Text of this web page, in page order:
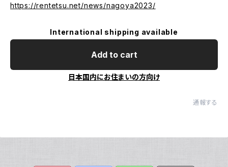
https://rentetsu.net/news/nagoya2023/
International shipping available
Add to cart
日本国内にお住まいの方向け
通報する